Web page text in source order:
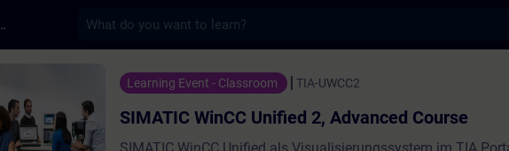
Industries
WinCC Unified 2, Advanced Course - Training
Learning Event - Classroom TIA-UWCC2
SIMATIC WinCC Unified 2, Advanced Course